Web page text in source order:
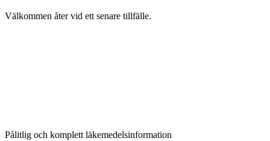
Välkommen åter vid ett senare tillfälle.
Pålitlig och komplett läkemedelsinformation